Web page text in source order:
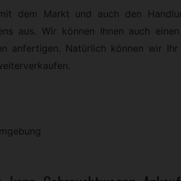
dem Markt und auch den
aus. Wir können Ihnen auch
anfertigen. Natürlich können wir